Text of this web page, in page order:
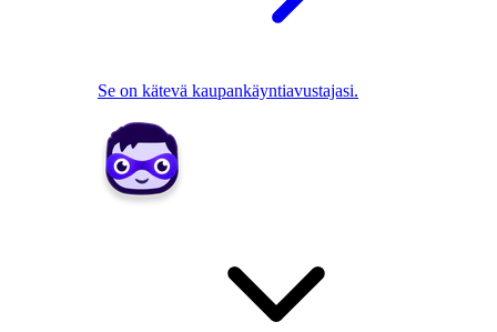
Se on kätevä kaupankäyntiavustajasi.